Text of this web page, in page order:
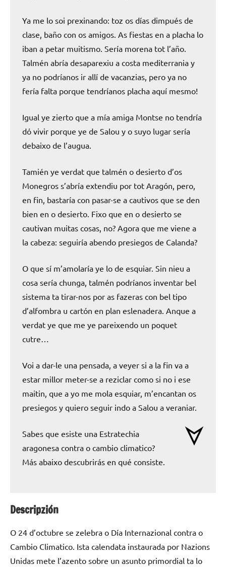
Ya me lo soi prexinando: toz os días dimpués de
clase, baño con os amigos. As fiestas en a placha lo
iban a petar muitismo. Sería morena tot l’año.
Talmén abría desaparexiu a costa mediterrania y
ya no podríanos ir allí de vacanzias, pero ya no
fería falta porque tendríanos placha aquí mesmo!
Igual ye zierto que a mía amiga Montse no tendría
dó vivir porque ye de Salou y o suyo lugar sería
debaixo de l’augua.
Tamién ye verdat que talmén o desierto d’os
Monegros s’abría extendiu por tot Aragón, pero,
en fin, bastaría con pasar-se a cautivos que se den
bien en o desierto. Fixo que en o desierto se
cautivan muitas cosas, no? Agora que me viene a
la cabeza: seguiría abendo presiegos de Calanda?
O que sí m’amolaría ye lo de esquiar. Sin nieu a
cosa sería chunga, talmén podríanos inventar bel
sistema ta tirar-nos por as fazeras con bel tipo
d’alfombra u cartón en plan eslenadera. Anque a
verdat ye que me ye pareixendo un poquet
cutre…
Voi a dar-le una pensada, a veyer si a la fin va a
estar millor meter-se a reziclar como si no i ese
maitin, que a yo me mola esquiar, m’encantan os
presiegos y quiero seguir indo a Salou a veraniar.
Sabes que esiste una Estratechia
aragonesa contra o cambio climatico?
Más abaixo descubrirás en qué consiste.
Descripzión
O 24 d’octubre se zelebra o Día Internazional contra o
Cambio Climatico. Ista calendata instaurada por Nazions
Unidas mete l’azento sobre un asunto primordial ta lo